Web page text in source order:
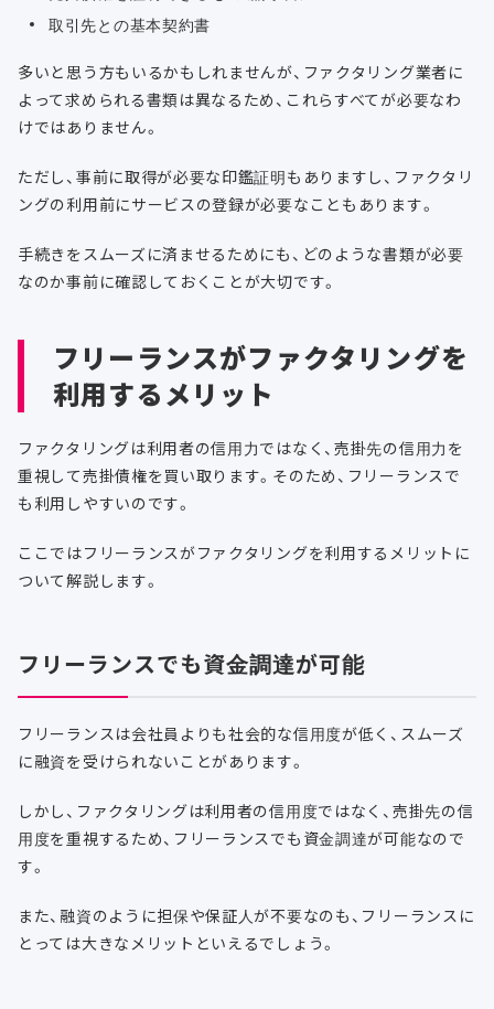
取引先との基本契約書
多いと思う方もいるかもしれませんが、ファクタリング業者に
よって求められる書類は異なるため、これらすべてが必要なわ
けではありません。
ただし、事前に取得が必要な印鑑証明もありますし、ファクタリ
ングの利用前にサービスの登録が必要なこともあります。
手続きをスムーズに済ませるためにも、どのような書類が必要
なのか事前に確認しておくことが大切です。
フリーランスがファクタリングを
利用するメリット
ファクタリングは利用者の信用力ではなく、売掛先の信用力を
重視して売掛債権を買い取ります。そのため、フリーランスで
も利用しやすいのです。
ここではフリーランスがファクタリングを利用するメリットに
ついて解説します。
フリーランスでも資金調達が可能
フリーランスは会社員よりも社会的な信用度が低く、スムーズ
に融資を受けられないことがあります。
しかし、ファクタリングは利用者の信用度ではなく、売掛先の信
用度を重視するため、フリーランスでも資金調達が可能なので
す。
また、融資のように担保や保証人が不要なのも、フリーランスに
とっては大きなメリットといえるでしょう。